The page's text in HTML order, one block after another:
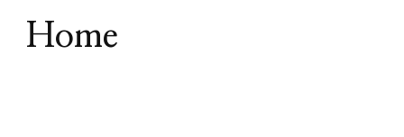
Home